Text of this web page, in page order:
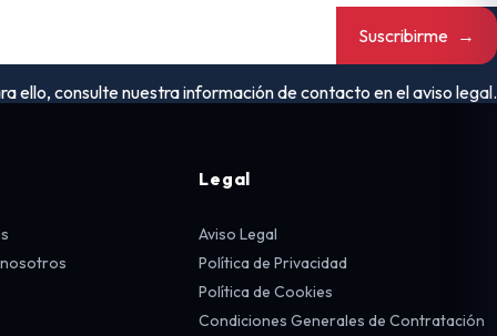
Suscribirme →
ello, consulte nuestra información de contacto en el aviso legal.
Legal
Aviso Legal
Política de Privacidad
Política de Cookies
Condiciones Generales de Contratación